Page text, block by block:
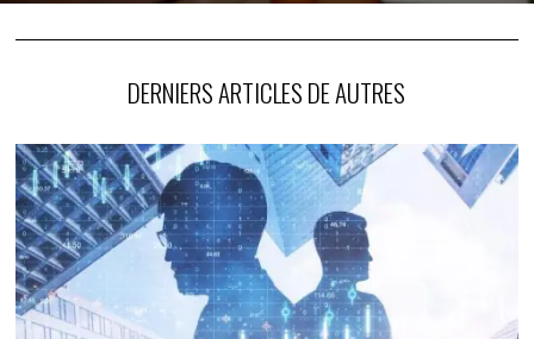
DERNIERS ARTICLES DE AUTRES